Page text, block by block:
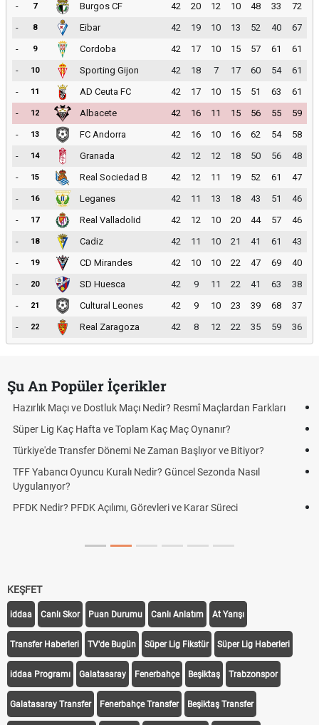
-
7 Burgos CF 42 20 12 10 48 33
72
-
8 Eibar 42 19 10 13 52 40
67
-
9 Cordoba 42 17 10 15 57 61
61
-
10 Sporting Gijon 42 18 7 17 60 54
61
-
11 AD Ceuta FC 42 17 10 15 51 63
61
-
12 Albacete 42 16 11 15 56 55
59
-
13 FC Andorra 42 16 10 16 62 54
58
-
14 Granada 42 12 12 18 50 56
48
-
15 Real Sociedad B 42 12 11 19 52 61
47
-
16 Leganes 42 11 13 18 43 51
46
-
17 Real Valladolid 42 12 10 20 44 57
46
-
18 Cadiz 42 11 10 21 41 61
43
-
19 CD Mirandes 42 10 10 22 47 69
40
-
20 SD Huesca 42 9 11 22 41 63
38
-
21 Cultural Leones 42 9 10 23 39 68
37
-
22 Real Zaragoza 42 8 12 22 35 59 36
Şu An Popüler İçerikler
Nedir? Resmî Maçlardan Farkları
Kaç Maç Oynanır?
Ne Zaman Başlıyor ve Bitiyor?
Nedir? Güncel Sezonda Nasıl
Görevleri ve Karar Süreci
Puan Durumunda AG, OM
Skor Ne Demek? Sporda
Futbol Nasıl Oynanır?
Deplasman Golü Kuralı
DGS Sonuçları Ne Zaman
KEŞFET
iddaa Canlı Skor Puan Durumu Canlı Anlatım At Yarışı
Transfer Haberleri TV'de Bugün Süper Lig Fikstür Süper Lig Haberleri
iddaa Programı Galatasaray Fenerbahçe Beşiktaş Trabzonspor
Galatasaray Transfer Fenerbahçe Transfer Beşiktaş Transfer